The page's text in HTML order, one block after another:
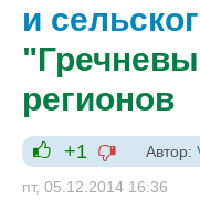
и
регионов
+1
+1
-1
Автор:
пт, 05.12.2014 16:36